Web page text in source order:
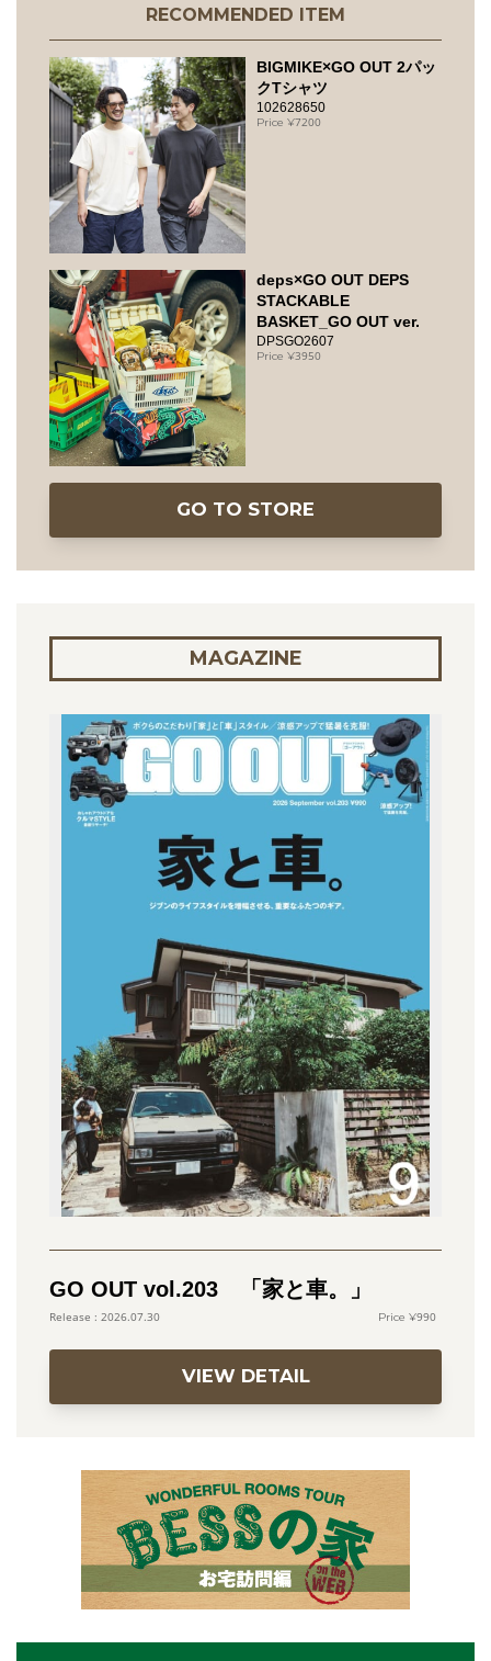
RECOMMENDED ITEM
BIGMIKE×GO OUT 2パッ
クTシャツ
102628650
7200
deps×GO OUT DEPS
STACKABLE
BASKET_GO OUT ver.
DPSGO2607
3950
GO TO STORE
MAGAZINE
GO OUT vol.203 「家と車。」
2026.07.30 990
VIEW DETAIL